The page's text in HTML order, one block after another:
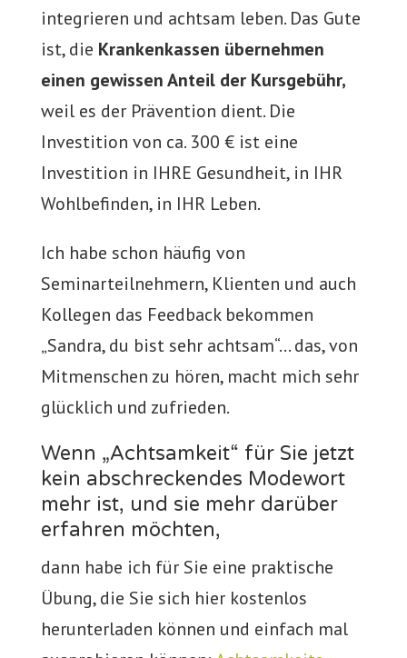
integrieren und achtsam leben. Das Gute
ist, die Krankenkassen übernehmen
einen gewissen Anteil der Kursgebühr,
weil es der Prävention dient. Die
Investition von ca. 300 € ist eine
Investition in IHRE Gesundheit, in IHR
Wohlbefinden, in IHR Leben.
Ich habe schon häufig von
Seminarteilnehmern, Klienten und auch
Kollegen das Feedback bekommen
„Sandra, du bist sehr achtsam“… das, von
Mitmenschen zu hören, macht mich sehr
glücklich und zufrieden.
Wenn „Achtsamkeit“ für Sie jetzt
kein abschreckendes Modewort
mehr ist, und sie mehr darüber
erfahren möchten,
dann habe ich für Sie eine praktische
Übung, die Sie sich hier kostenlos
herunterladen können und einfach mal